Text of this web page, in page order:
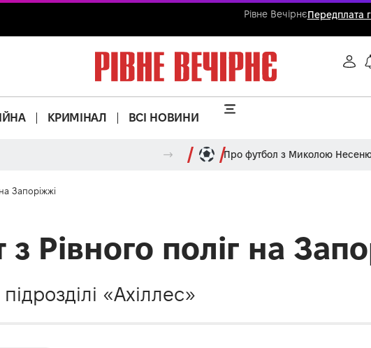
Рівне ВечірнєПередплата
КРИМІНАЛ ВСІ НОВИНИ
Про футбол з Миколою
Запоріжжі
Рівного поліг на
«Ахіллес»